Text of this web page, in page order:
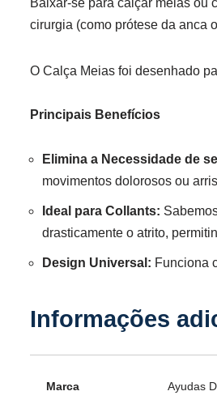
cirurgia (como prótese da anca
O Calça Meias foi desenhado
Principais Benefícios
Elimina a Necessidade de
movimentos dolorosos ou
Ideal para Collants:
drasticamente o atrito,
Design Universal: Funciona
Marca Ayudas